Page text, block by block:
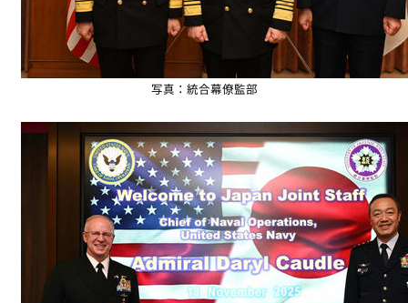
写真：統合幕僚監部